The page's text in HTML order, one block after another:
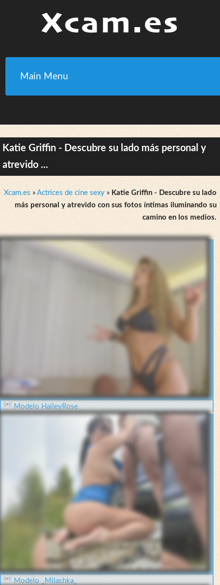
Main Menu
Katie Griffin - Descubre su lado más personal y
atrevido ...
Xcam.es » Actrices de cine sexy » Katie Griffin - Descubre su lado
más personal y atrevido con sus fotos íntimas iluminando su
camino en los medios.
Modelo HaileyRose
Modelo _Milashka_